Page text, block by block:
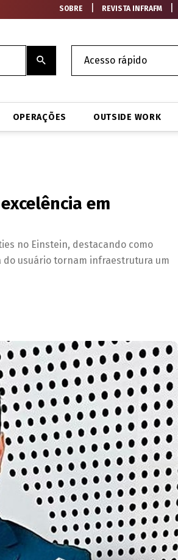
SOBRE REVISTA INFRAFM
OPERAÇÕES OUTSIDE WORK
em
no Einstein, destacando como
do usuário tornam infraestrutura um